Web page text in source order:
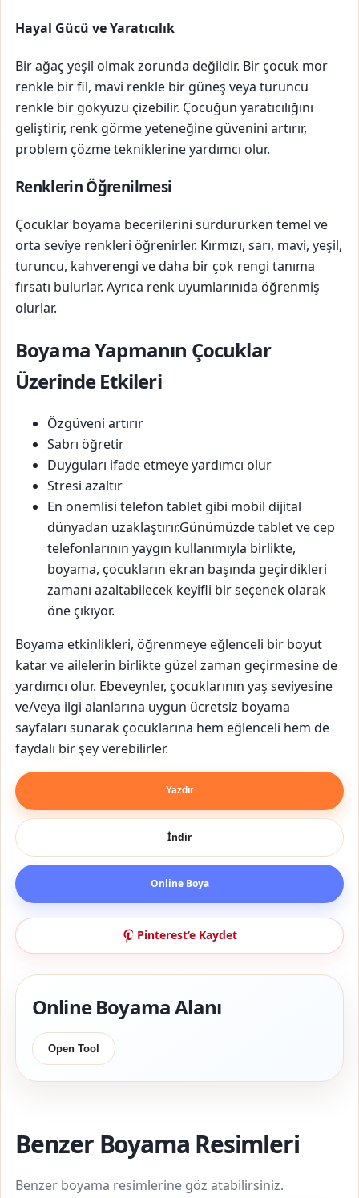
Hayal Gücü ve Yaratıcılık
Bir ağaç yeşil olmak zorunda değildir. Bir çocuk mor
renkle bir fil, mavi renkle bir güneş veya turuncu
renkle bir gökyüzü çizebilir. Çocuğun yaratıcılığını
geliştirir, renk görme yeteneğine güvenini artırır,
problem çözme tekniklerine yardımcı olur.
Renklerin Öğrenilmesi
Çocuklar boyama becerilerini sürdürürken temel ve
orta seviye renkleri öğrenirler. Kırmızı, sarı, mavi, yeşil,
turuncu, kahverengi ve daha bir çok rengi tanıma
fırsatı bulurlar. Ayrıca renk uyumlarınıda öğrenmiş
olurlar.
Boyama Yapmanın Çocuklar
Üzerinde Etkileri
Özgüveni artırır
Sabrı öğretir
Duyguları ifade etmeye yardımcı olur
Stresi azaltır
En önemlisi telefon tablet gibi mobil dijital
dünyadan uzaklaştırır.Günümüzde tablet ve cep
telefonlarının yaygın kullanımıyla birlikte,
boyama, çocukların ekran başında geçirdikleri
zamanı azaltabilecek keyifli bir seçenek olarak
öne çıkıyor.
Boyama etkinlikleri, öğrenmeye eğlenceli bir boyut
katar ve ailelerin birlikte güzel zaman geçirmesine de
yardımcı olur. Ebeveynler, çocuklarının yaş seviyesine
ve/veya ilgi alanlarına uygun ücretsiz boyama
sayfaları sunarak çocuklarına hem eğlenceli hem de
faydalı bir şey verebilirler.
Yazdır
İndir
Online Boya
Pinterest’e Kaydet
Online Boyama Alanı
Open Tool
Benzer Boyama Resimleri
Benzer boyama resimlerine göz atabilirsiniz.